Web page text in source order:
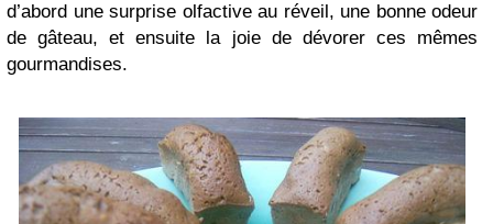
d’abord une surprise olfactive au réveil, une bonne odeur
de gâteau, et ensuite la joie de dévorer ces mêmes
gourmandises.